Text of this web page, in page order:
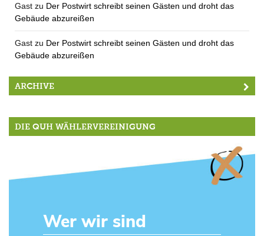
Gast zu Der Postwirt schreibt seinen Gästen und droht das
Gebäude abzureißen
Gast zu Der Postwirt schreibt seinen Gästen und droht das
Gebäude abzureißen
ARCHIVE
DIE QUH WÄHLERVEREINIGUNG
Wer wir sind